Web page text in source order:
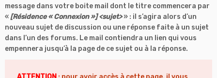
message dans votre boite mail dont le titre commencera par
« [Résidence « Connexion »] <sujet>» : il s’agira alors d’un
nouveau sujet de discussion ou une réponse faite à un sujet
dans l’un des forums. Le mail contiendra un lien qui vous
empennera jusqu’à la page de ce sujet ou à la réponse.